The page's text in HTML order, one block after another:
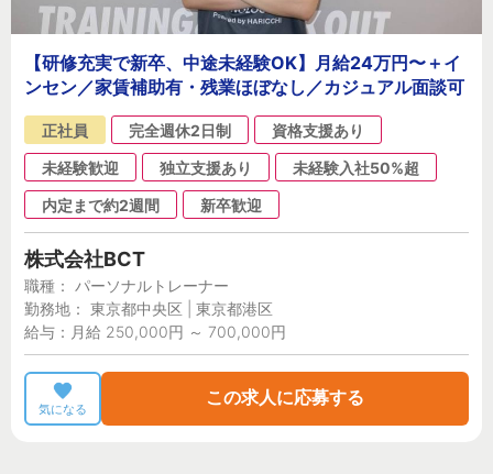
【研修充実で新卒、中途未経験OK】月給24万円〜＋イ
ンセン／家賃補助有・残業ほぼなし／カジュアル面談可
正社員 完全週休2日制
資格支援あり
未経験歓迎
独立支援あり
未経験入社50%超
内定まで約2週間
新卒歓迎
株式会社BCT
職種： パーソナルトレーナー
勤務地： 東京都中央区 | 東京都港区
給与：月給 250,000円 ～ 700,000円
気になる
この求人に応募する